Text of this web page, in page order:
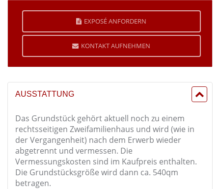
EXPOSÉ ANFORDERN
KONTAKT AUFNEHMEN
AUSSTATTUNG
Das Grundstück gehört aktuell noch zu einem
rechtsseitigen Zweifamilienhaus und wird (wie in
der Vergangenheit) nach dem Erwerb wieder
abgetrennt und vermessen. Die
Vermessungskosten sind im Kaufpreis enthalten.
Die Grundstücksgröße wird dann ca. 540qm
betragen.